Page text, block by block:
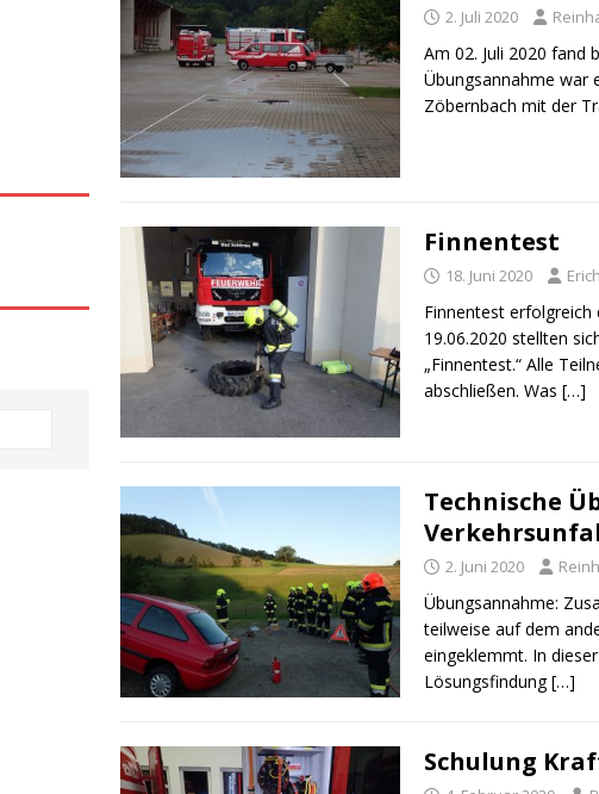
2. Juli 2020
Am 02. Juli 2020 fand
Übungsannahme war
Zöbernbach mit der
Finnentest
18. Juni 2020
Finnentest erfolgreich
19.06.2020 stellten
„Finnentest.“ Alle
abschließen. Was […]
Technische
2. Juni 2020
Übungsannahme:
teilweise auf dem
eingeklemmt. In
Lösungsfindung[…]
Schulung